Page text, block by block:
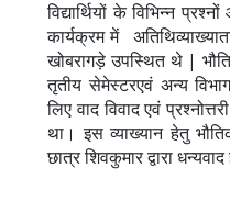
विद्यार्थियों के विभिन्न
कार्यक्रम में
खोबरागड़े उपस्थित थे |
तृतीय सेमेस्टरएवं अन्य
लिए वाद विवाद एवं
था। इस व्याख्यान हेतु
छात्र शिवकुमार द्वारा धन्यवाद